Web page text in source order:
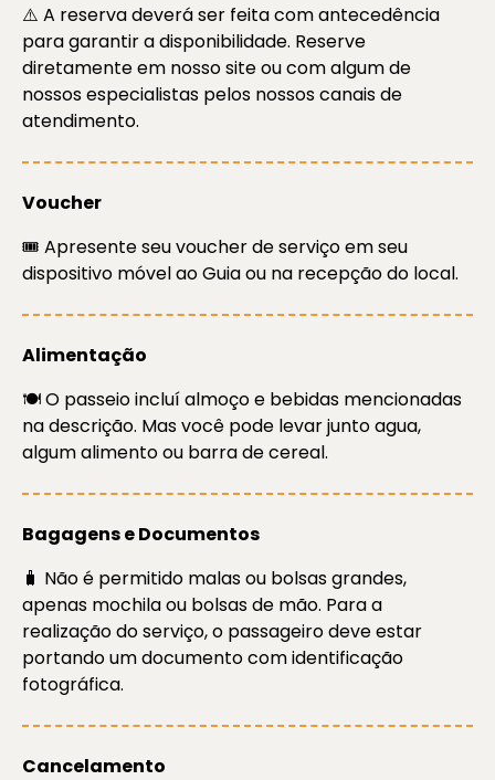
⚠️ A reserva deverá ser feita com antecedência
para garantir a disponibilidade. Reserve
diretamente em nosso site ou com algum de
nossos especialistas pelos nossos canais de
atendimento.
Voucher
🎟️ Apresente seu voucher de serviço em seu
dispositivo móvel ao Guia ou na recepção do local.
Alimentação
🍽️ O passeio incluí almoço e bebidas mencionadas
na descrição. Mas você pode levar junto agua,
algum alimento ou barra de cereal.
Bagagens e Documentos
🧳 Não é permitido malas ou bolsas grandes,
apenas mochila ou bolsas de mão. Para a
realização do serviço, o passageiro deve estar
portando um documento com identificação
fotográfica.
Cancelamento